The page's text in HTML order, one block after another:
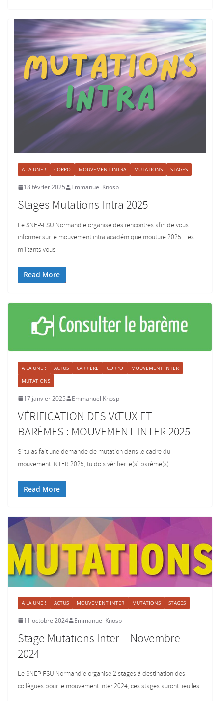
A LA UNE ! CORPO MOUVEMENT INTRA MUTATIONS STAGES
18 février 2025 Emmanuel Knosp
Stages Mutations Intra 2025
Le SNEP-FSU Normandie organise des rencontres afin de vous
informer sur le mouvement intra académique mouture 2025. Les
militants vous
Read More
A LA UNE ! ACTUS CARRIÈRE CORPO
MOUVEMENT INTER
MUTATIONS
17 janvier 2025 Emmanuel Knosp
VÉRIFICATION DES VŒUX ET
BARÈMES : MOUVEMENT INTER 2025
Si tu as fait une demande de mutation dans le cadre du
mouvement INTER 2025, tu dois vérifier le(s) barème(s)
Read More
A LA UNE ! ACTUS MOUVEMENT INTER MUTATIONS STAGES
11 octobre 2024 Emmanuel Knosp
Stage Mutations Inter – Novembre
2024
Le SNEP-FSU Normandie organise 2 stages à destination des
collègues pour le mouvement inter 2024, ces stages auront lieu les